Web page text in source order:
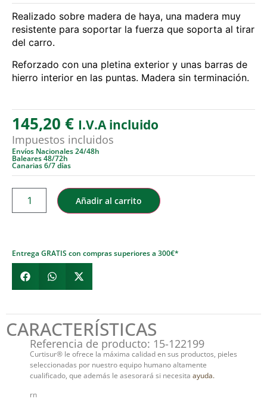
Realizado sobre madera de haya, una madera muy
resistente para soportar la fuerza que soporta al tirar
del carro.
Reforzado con una pletina exterior y unas barras de
hierro interior en las puntas. Madera sin terminación.
145,20 € I.V.A incluido
Impuestos incluidos
Envíos Nacionales 24/48h
Baleares 48/72h
Canarias 6/7 días
Añadir al carrito
Entrega GRATIS con compras superiores a 300€*
CARACTERÍSTICAS
Referencia de producto: 15-122199
Curtisur® le ofrece la máxima calidad en sus productos, pieles
seleccionadas por nuestro equipo humano altamente
cualificado, que además le asesorará si necesita ayuda.
rn